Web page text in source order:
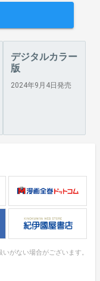
デジタルカラー
版
2024年9月4日発売
がない場合がございます。